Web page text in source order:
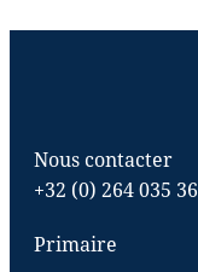
Nous contacter
+32 (0) 264 035 36
Primaire